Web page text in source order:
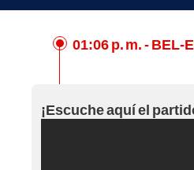
01:06 p. m.- BEL-
¡Escuche aquí el